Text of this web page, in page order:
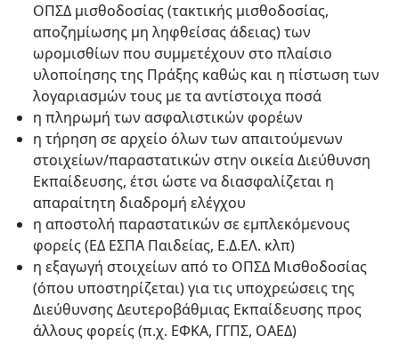
ΟΠΣΔ μισθοδοσίας (τακτικής μισθοδοσίας,
αποζημίωσης μη ληφθείσας άδειας) των
ωρομισθίων που συμμετέχουν στο πλαίσιο
υλοποίησης της Πράξης καθώς και η πίστωση των
λογαριασμών τους με τα αντίστοιχα ποσά
η πληρωμή των ασφαλιστικών φορέων
η τήρηση σε αρχείο όλων των απαιτούμενων
στοιχείων/παραστατικών στην οικεία Διεύθυνση
Εκπαίδευσης, έτσι ώστε να διασφαλίζεται η
απαραίτητη διαδρομή ελέγχου
η αποστολή παραστατικών σε εμπλεκόμενους
φορείς (ΕΔ ΕΣΠΑ Παιδείας, Ε.Δ.ΕΛ. κλπ)
η εξαγωγή στοιχείων από το ΟΠΣΔ Μισθοδοσίας
(όπου υποστηρίζεται) για τις υποχρεώσεις της
Διεύθυνσης Δευτεροβάθμιας Εκπαίδευσης προς
άλλους φορείς (π.χ. ΕΦΚΑ, ΓΓΠΣ, ΟΑΕΔ)